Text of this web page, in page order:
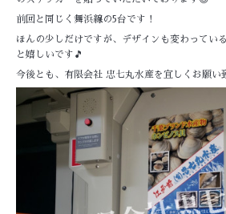
前回と同じく舞浜線の5台です！
ほんの少しだけですが、デザインも変わってい
と嬉しいです🎵
今後とも、有限会社 忠七丸水産を宜しくお願い